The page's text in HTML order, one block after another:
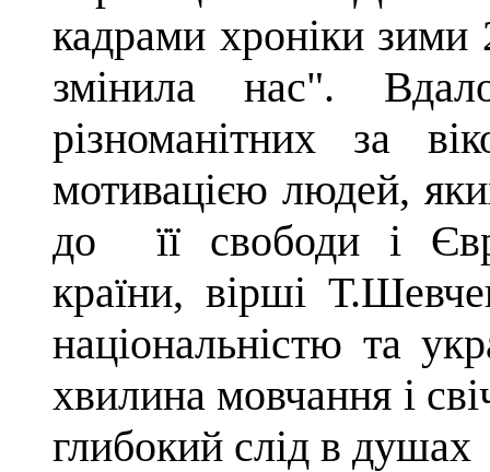
кадрами хроніки
змінила нас".
різноманітних за
мотивацією людей,
до її свободи і
країни, вірші
національністю та
хвилина мовчання і
глибокий слід в